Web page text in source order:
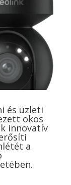
és üzleti
okos
innovatív
a